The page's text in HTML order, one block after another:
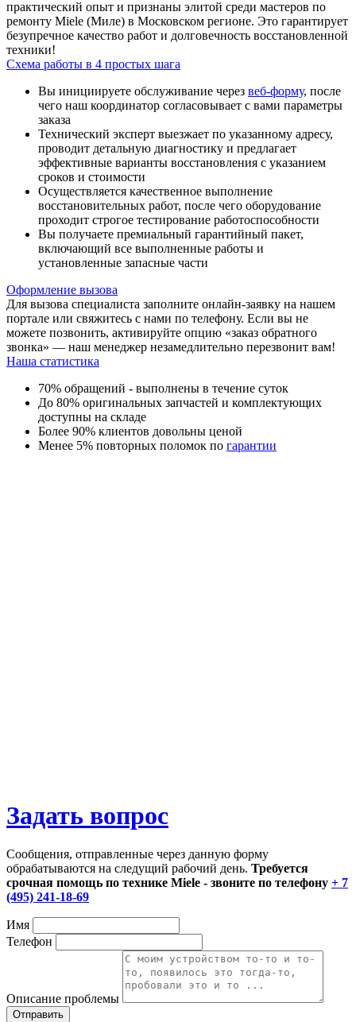
практический опыт и признаны элитой среди мастеров по
ремонту Miele (Миле) в Московском регионе. Это гарантирует
безупречное качество работ и долговечность восстановленной
техники!
Схема работы в 4 простых шага
Вы инициируете обслуживание через веб-форму, после
чего наш координатор согласовывает с вами параметры
заказа
Технический эксперт выезжает по указанному адресу,
проводит детальную диагностику и предлагает
эффективные варианты восстановления с указанием
сроков и стоимости
Осуществляется качественное выполнение
восстановительных работ, после чего оборудование
проходит строгое тестирование работоспособности
Вы получаете премиальный гарантийный пакет,
включающий все выполненные работы и
установленные запасные части
Оформление вызова
Для вызова специалиста заполните онлайн-заявку на нашем
портале или свяжитесь с нами по телефону. Если вы не
можете позвонить, активируйте опцию «заказ обратного
звонка» — наш менеджер незамедлительно перезвонит вам!
Наша статистика
70% обращений - выполнены в течение суток
До 80% оригинальных запчастей и комплектующих
доступны на складе
Более 90% клиентов довольны ценой
Менее 5% повторных поломок по гарантии
Задать вопрос
Сообщения, отправленные через данную форму
обрабатываются на следущий рабочий день. Требуется
срочная помощь по технике Miele - звоните по телефону + 7
(495) 241-18-69
Имя
Телефон
Описание проблемы